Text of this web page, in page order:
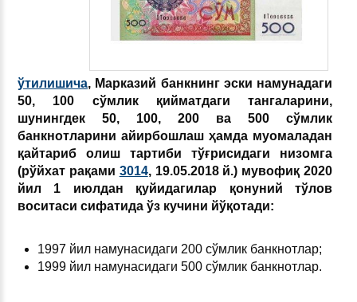
ўтилишича, Марказий банкнинг эски намунадаги
50, 100 сўмлик қийматдаги тангаларини,
шунингдек 50, 100, 200 ва 500 сўмлик
банкнотларини айирбошлаш ҳамда муомаладан
қайтариб олиш тартиби тўғрисидаги низомга
(рўйхат рақами 3014, 19.05.2018 й.) мувофиқ 2020
йил 1 июлдан қуйидагилар қонуний тўлов
воситаси сифатида ўз кучини йўқотади:
1997 йил намунасидаги 200 сўмлик банкнотлар;
1999 йил намунасидаги 500 сўмлик банкнотлар.